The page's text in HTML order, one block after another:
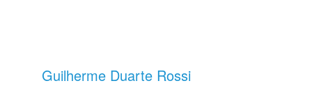
Guilherme Duarte Rossi